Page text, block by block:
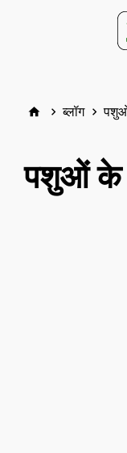
home keyboard_arrow_right ब्लॉग keyboard_arrow_right
पशुओं के